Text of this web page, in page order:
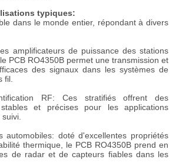
typiques:
dans le monde entier, répondant à divers
amplificateurs de puissance des stations
PCB RO4350B permet une transmission et
des signaux dans les systèmes de
fil.
RF: Ces stratifiés offrent des
et précises pour les applications
automobiles: doté d'excellentes propriétés
thermique, le PCB RO4350B prend en
de radar et de capteurs fiables dans les